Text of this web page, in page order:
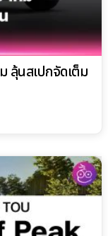
ลุ้นสเปกจัดเต็ม